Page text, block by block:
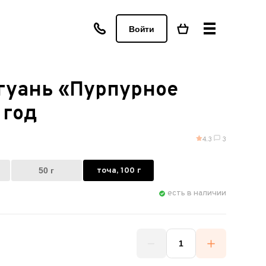
Войти
«Пурпурное
4.3 3
50 г точа, 100 г
есть в наличии